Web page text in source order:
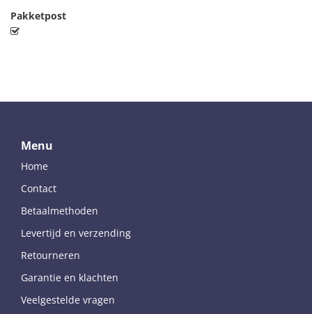
Pakketpost
Menu
Home
Contact
Betaalmethoden
Levertijd en verzending
Retourneren
Garantie en klachten
Veelgestelde vragen